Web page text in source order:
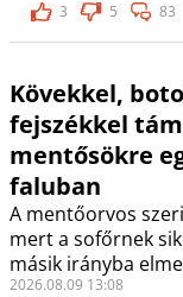
3
5 83
Kövekkel,
fejszékkel
mentősökre
faluban
A mentőorvos
mert a sofőrnek
másik irányba
2026.08.09 13:08